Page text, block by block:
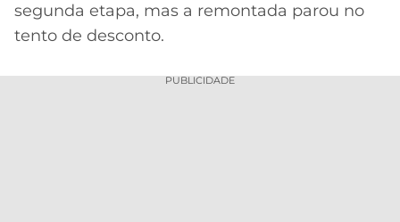
CRUZEIRO
segunda etapa, mas a remontada parou no
tento de desconto.
PUBLICIDADE